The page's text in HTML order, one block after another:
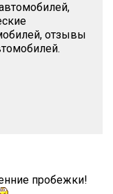
отзывы
пробежки!